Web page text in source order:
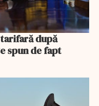
după
spun de fapt